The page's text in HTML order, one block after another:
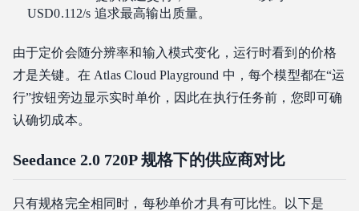
USD0.112/s 追求最高输出质量。
由于定价会随分辨率和输入模式变化，运行时看到的价格
才是关键。在 Atlas Cloud Playground 中，每个模型都在“运
行”按钮旁边显示实时单价，因此在执行任务前，您即可确
认确切成本。
Seedance 2.0 720P 规格下的供应商对比
只有规格完全相同时，每秒单价才具有可比性。以下是